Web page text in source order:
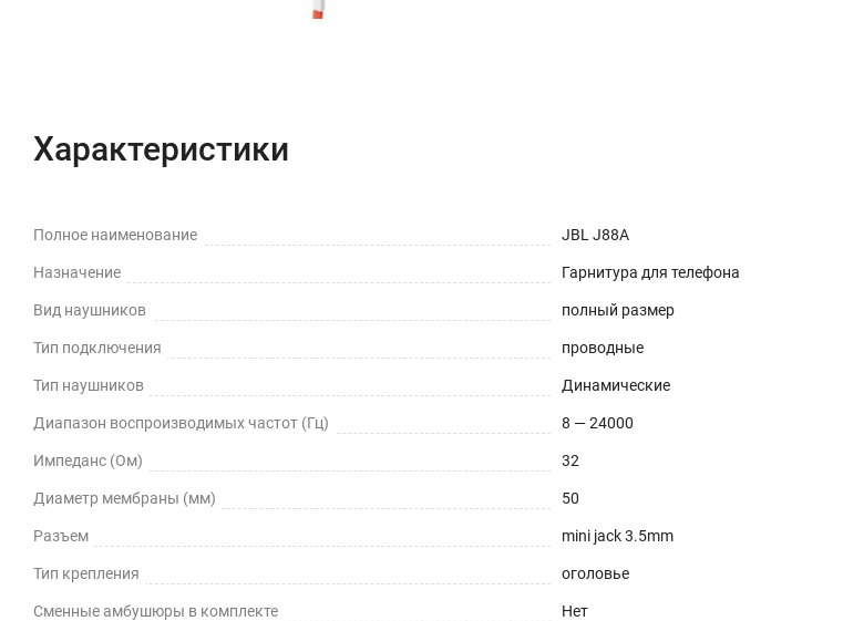
Характеристики
Полное наименование JBL J88A
Назначение Гарнитура для телефона
Вид наушников полный размер
Тип подключения проводные
Тип наушников Динамические
Диапазон воспроизводимых частот (Гц) 8 — 24000
Импеданс (Ом) 32
Диаметр мембраны (мм) 50
Разъем mini jack 3.5mm
Тип крепления оголовье
Сменные амбушюры в комплекте Нет